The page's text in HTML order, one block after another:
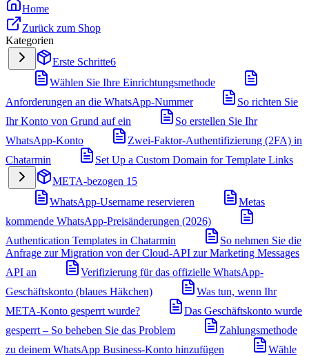
Home
Zurück zum Shop
Kategorien
Erste Schritte6
Wählen Sie Ihre Einrichtungsmethode
Anforderungen an die WhatsApp-Nummer
So richten Sie
Ihr Konto von Grund auf ein
So erstellen Sie Ihr
WhatsApp-Konto
Zwei-Faktor-Authentifizierung (2FA) in
Chatarmin
Set Up a Custom Domain for Template Links
META-bezogen 15
WhatsApp-Username reservieren
Metas
kommende WhatsApp-Preisänderungen (2026)
Authentication Templates in Chatarmin
So nehmen Sie die
Anfrage zur Migration von der Cloud-API zur Marketing Messages
API an
Verifizierung für das offizielle WhatsApp-
Geschäftskonto (blaues Häkchen)
Was tun, wenn Ihr
META-Konto gesperrt wurde?
Das Geschäftskonto wurde
gesperrt – So beheben Sie das Problem
Zahlungsmethode
zu deinem WhatsApp Business-Konto hinzufügen
Wähle